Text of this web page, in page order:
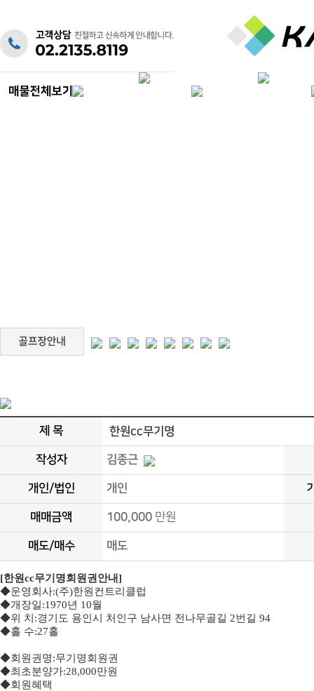
제 목 한원cc무기명
작성자 김종근
개인/법인 개인
매매금액 100,000 만원
매도/매수 매도
[한원cc무기명회원권안내]
◆운영회사:(주)한원컨트리클럽
◆개장일:1970년 10월
◆위 치 :경기도 용인시 처인구 남사면 전나무골길 2번길 94
◆홀 수:27홀
◆회원권명:무기명회원권
◆최초분양가:28,000만원
◆회원혜택